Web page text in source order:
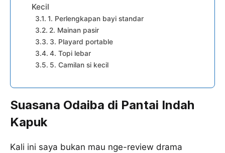
Kecil
1. Perlengkapan bayi standar
2. Mainan pasir
3. Playard portable
4. Topi lebar
5. Camilan si kecil
Suasana Odaiba di Pantai Indah
Kapuk
Kali ini saya bukan mau nge-review drama